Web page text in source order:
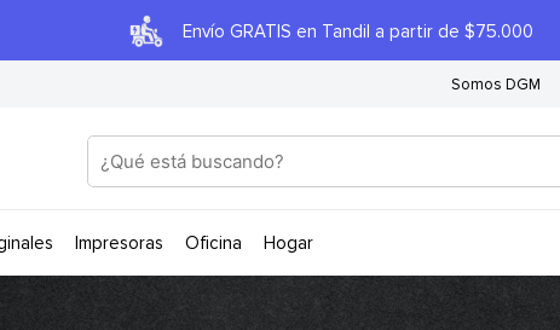
Envío GRATIS en Tandil a partir de $75.000
Somos DGM
impresoras oficina hogar